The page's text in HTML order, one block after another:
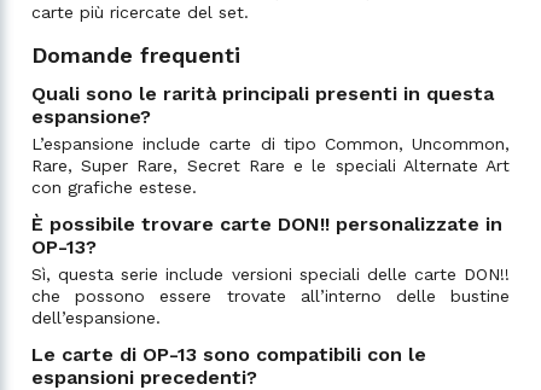
carte più ricercate del set.
Domande frequenti
Quali sono le rarità principali presenti in questa
espansione?
L’espansione include carte di tipo Common, Uncommon,
Rare, Super Rare, Secret Rare e le speciali Alternate Art
con grafiche estese.
È possibile trovare carte DON!! personalizzate in
OP-13?
Sì, questa serie include versioni speciali delle carte DON!!
che possono essere trovate all’interno delle bustine
dell’espansione.
Le carte di OP-13 sono compatibili con le
espansioni precedenti?